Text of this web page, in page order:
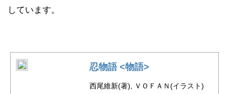
しています。
忍物語 <物語>
西尾維新(著), ＶＯＦＡＮ(イラスト)